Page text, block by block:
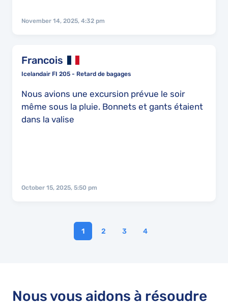
par une amis qui attend depuis son argents.
cordialement Aimé Césaire NGOBOUGNA
habits je peux changer mon ordinateur pour
November 14, 2025, 4:32 pm
Francois
Icelandair FI 205 - Retard de bagages
Nous avions une excursion prévue le soir
même sous la pluie. Bonnets et gants étaient
dans la valise
October 15, 2025, 5:50 pm
1 2 3 4
Nous vous aidons à résoudre